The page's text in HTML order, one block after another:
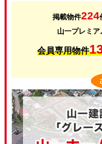
掲載物件224
山一プレミア
会員専用物件